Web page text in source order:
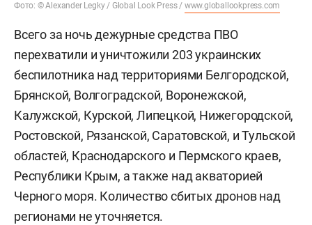
Фото: © Alexander Legky / Global Look Press / www.globallookpress.com
Всего за ночь дежурные средства ПВО
перехватили и уничтожили 203 украинских
беспилотника над территориями Белгородской,
Брянской, Волгоградской, Воронежской,
Калужской, Курской, Липецкой, Нижегородской,
Ростовской, Рязанской, Саратовской, и Тульской
областей, Краснодарского и Пермского краев,
Республики Крым, а также над акваторией
Черного моря. Количество сбитых дронов над
регионами не уточняется.